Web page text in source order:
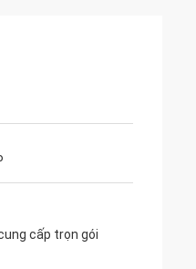
cấp trọn gói